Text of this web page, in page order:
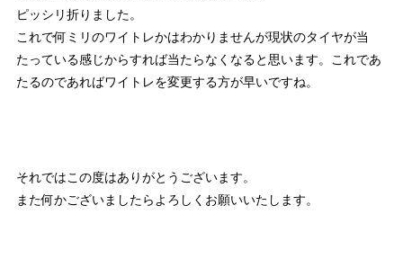
ピッシリ折りました。
これで何ミリのワイトレかはわかりませんが現状のタイヤが当
たっている感じからすれば当たらなくなると思います。これであ
たるのであればワイトレを変更する方が早いですね。
それではこの度はありがとうございます。
また何かございましたらよろしくお願いいたします。